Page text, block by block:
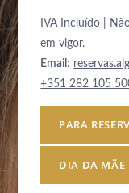
IVA Incluído |
em vigor.
Email :
+351 282 105
PARA
DIA DA MÃE